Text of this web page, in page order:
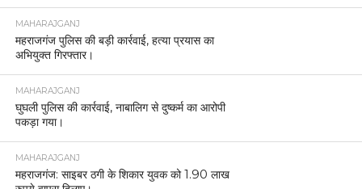
MAHARAJGANJ
महराजगंज पुलिस की बड़ी कार्रवाई, हत्या प्रयास का
अभियुक्त गिरफ्तार।
MAHARAJGANJ
घुघली पुलिस की कार्रवाई, नाबालिग से दुष्कर्म का आरोपी
पकड़ा गया।
MAHARAJGANJ
महराजगंज: साइबर ठगी के शिकार युवक को 1.90 लाख